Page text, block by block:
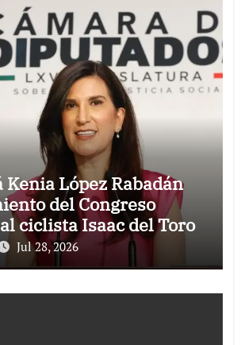
López Rabadán
del Congreso
ciclista Isaac del Toro
Jul 28, 2026